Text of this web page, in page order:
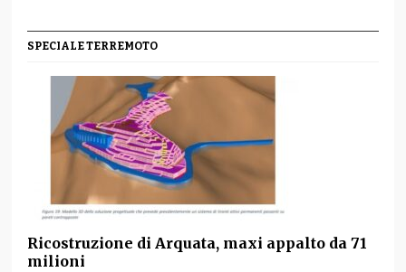
SPECIALE TERREMOTO
Ricostruzione di Arquata, maxi appalto da 71
milioni